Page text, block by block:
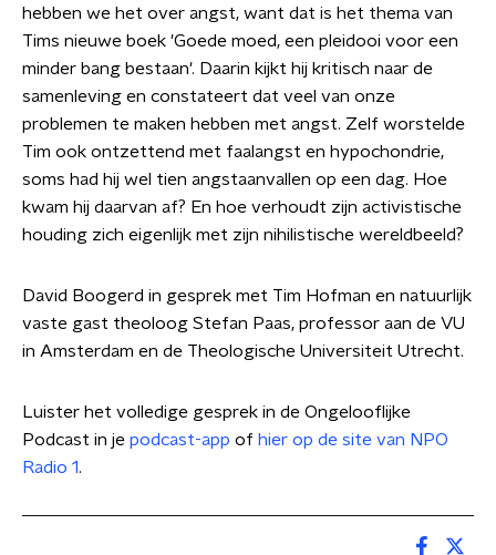
hebben we het over angst, want dat is het thema van
Tims nieuwe boek 'Goede moed, een pleidooi voor een
minder bang bestaan'. Daarin kijkt hij kritisch naar de
samenleving en constateert dat veel van onze
problemen te maken hebben met angst. Zelf worstelde
Tim ook ontzettend met faalangst en hypochondrie,
soms had hij wel tien angstaanvallen op een dag. Hoe
kwam hij daarvan af? En hoe verhoudt zijn activistische
houding zich eigenlijk met zijn nihilistische wereldbeeld?
David Boogerd in gesprek met Tim Hofman en natuurlijk
vaste gast theoloog Stefan Paas, professor aan de VU
in Amsterdam en de Theologische Universiteit Utrecht.
Luister het volledige gesprek in de Ongelooflijke
Podcast in je podcast-app of hier op de site van NPO
Radio 1.